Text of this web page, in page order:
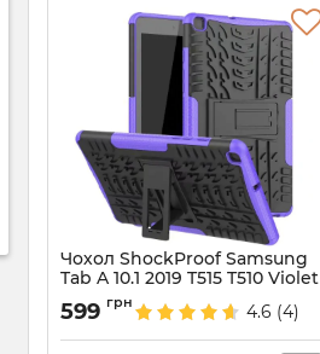
Чохол ShockProof Samsung
Tab A 10.1 2019 T515 T510 Violet
Артикул:687543
599 грн 4.6 (4)